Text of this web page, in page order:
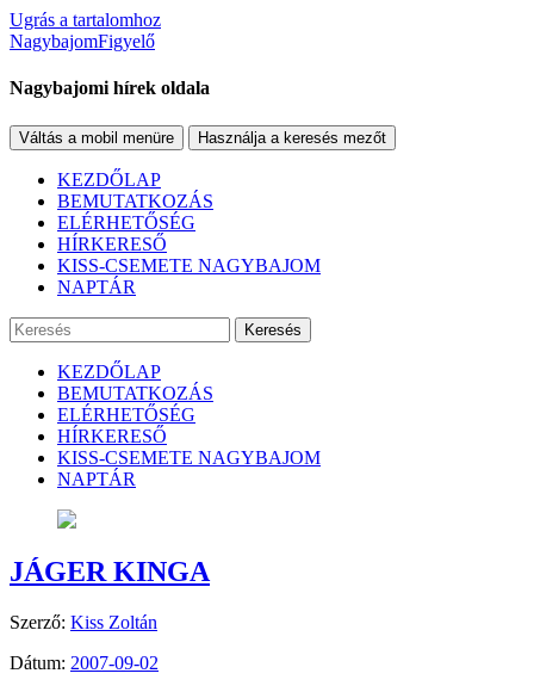
Ugrás a tartalomhoz
NagybajomFigyelő
Nagybajomi hírek oldala
Váltás a mobil menüre Használja a keresés mezőt
KEZDŐLAP
BEMUTATKOZÁS
ELÉRHETŐSÉG
HÍRKERESŐ
KISS-CSEMETE NAGYBAJOM
NAPTÁR
Keresés
KEZDŐLAP
BEMUTATKOZÁS
ELÉRHETŐSÉG
HÍRKERESŐ
KISS-CSEMETE NAGYBAJOM
NAPTÁR
JÁGER KINGA
Szerző: Kiss Zoltán
Dátum: 2007-09-02